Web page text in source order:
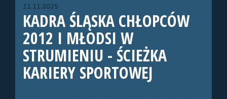
11.11.2025
KADRA ŚLĄSKA CHŁOPCÓW
2012 I MŁODSI W
STRUMIENIU - ŚCIEŻKA
KARIERY SPORTOWEJ